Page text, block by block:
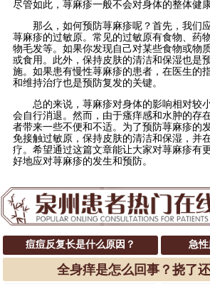
尽管如此，荨麻疹一般不会对身体的整体健
那么，如何预防荨麻疹呢？首先，我们
荨麻疹的过敏原。常见的过敏原有食物、药
物毛发等。如果你发现自己对某些食物或物
或食用。此外，保持皮肤的清洁和保湿也是
施。如果患有慢性荨麻疹的患者，在医生的
和维持治疗也是预防复发的关键。
总的来说，荨麻疹对身体的影响相对较
会自行消退。然而，由于瘙痒感和水肿的存
者带来一些不便和不适。为了预防荨麻疹的
免接触过敏原，保持皮肤的清洁和保湿，并
疗。希望通过这篇文章能让大家对荨麻疹有
好地应对荨麻疹的发生和预防。
痘痘反复长是什么原因？ 急
全身痒是怎么回事？挠了